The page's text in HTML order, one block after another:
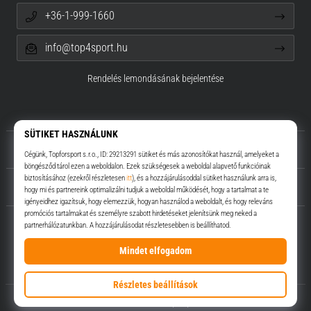
Top4Sport.hu
Rólunk
Ügyfélszolgálat
+36-1-999-1660
info@top4sport.hu
Rendelés lemondásának bejelentése